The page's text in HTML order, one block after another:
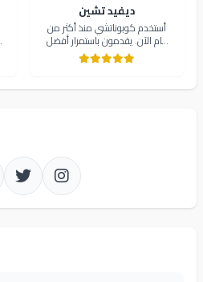
ديفيد تشين
أستخدم كوبوناتشي منذ أكثر من
عام الآن. يقدمون باستمرار أفضل
الصفقات ونشراتهم الإخبارية تبقيني